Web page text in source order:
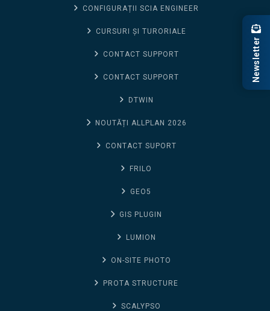
CONFIGURAȚII SCIA ENGINEER
CURSURI ȘI TURORIALE
CONTACT SUPPORT
CONTACT SUPPORT
DTWIN
NOUTĂȚI ALLPLAN 2026
CONTACT SUPORT
FRILO
GEO5
GIS PLUGIN
LUMION
ON-SITE PHOTO
PROTA STRUCTURE
SCALYPSO
Newsletter